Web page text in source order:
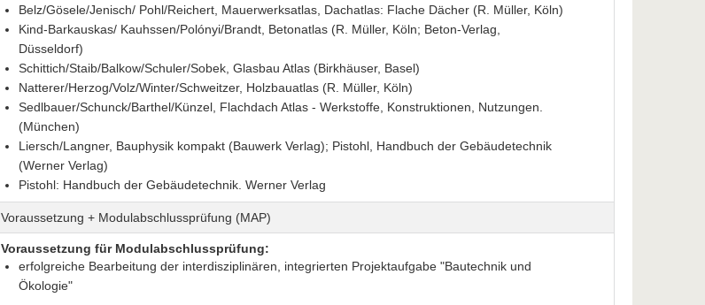
Belz/Gösele/Jenisch/ Pohl/Reichert, Mauerwerksatlas, Dachatlas: Flache Dächer (R. Müller, Köln)
Kind-Barkauskas/ Kauhssen/Polónyi/Brandt, Betonatlas (R. Müller, Köln; Beton-Verlag,
Düsseldorf)
Schittich/Staib/Balkow/Schuler/Sobek, Glasbau Atlas (Birkhäuser, Basel)
Natterer/Herzog/Volz/Winter/Schweitzer, Holzbauatlas (R. Müller, Köln)
Sedlbauer/Schunck/Barthel/Künzel, Flachdach Atlas - Werkstoffe, Konstruktionen, Nutzungen.
(München)
Liersch/Langner, Bauphysik kompakt (Bauwerk Verlag); Pistohl, Handbuch der Gebäudetechnik
(Werner Verlag)
Pistohl: Handbuch der Gebäudetechnik. Werner Verlag
Voraussetzung + Modulabschlussprüfung (MAP)
Voraussetzung für Modulabschlussprüfung:
erfolgreiche Bearbeitung der interdisziplinären, integrierten Projektaufgabe "Bautechnik und
Ökologie"